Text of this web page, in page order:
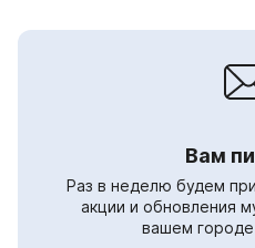
Вам
Раз в неделю будем
акции и обновления
вашем